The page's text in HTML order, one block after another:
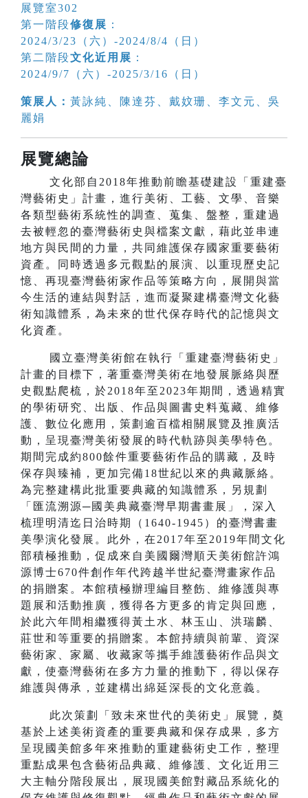
展覽室302
第一階段修復展 ：
2024/3/23（六）-2024/8/4（日）
第二階段文化近用展 ：
2024/9/7（六）-2025/3/16（日）
策展人： 黃詠純、陳達芬、戴妏珊、李文元、吳
麗娟
展覽總論
文化部自2018年推動前瞻基礎建設「重建臺
灣藝術史」計畫，進行美術、工藝、文學、音樂
各類型藝術系統性的調查、蒐集、盤整，重建過
去被輕忽的臺灣藝術史與檔案文獻，藉此並串連
地方與民間的力量，共同維護保存國家重要藝術
資產。同時透過多元觀點的展演、以重現歷史記
憶、再現臺灣藝術家作品等策略方向，展開與當
今生活的連結與對話，進而凝聚建構臺灣文化藝
術知識體系，為未來的世代保存時代的記憶與文
化資產。
國立臺灣美術館在執行「重建臺灣藝術史」
計畫的目標下，著重臺灣美術在地發展脈絡與歷
史觀點爬梳，於2018年至2023年期間，透過精實
的學術研究、出版、作品與圖書史料蒐藏、維修
護、數位化應用，策劃逾百檔相關展覽及推廣活
動，呈現臺灣美術發展的時代軌跡與美學特色。
期間完成約800餘件重要藝術作品的購藏，及時
保存與臻補，更加完備18世紀以來的典藏脈絡。
為完整建構此批重要典藏的知識體系，另規劃
「匯流溯源─國美典藏臺灣早期書畫展」，深入
梳理明清迄日治時期（1640-1945）的臺灣書畫
美學演化發展。此外，在2017年至2019年間文化
部積極推動，促成來自美國爾灣順天美術館許鴻
源博士670件創作年代跨越半世紀臺灣畫家作品
的捐贈案。本館積極辦理編目整飭、維修護與專
題展和活動推廣，獲得各方更多的肯定與回應，
於此六年間相繼獲得黃土水、林玉山、洪瑞麟、
莊世和等重要的捐贈案。本館持續與前輩、資深
藝術家、家屬、收藏家等攜手維護藝術作品與文
獻，使臺灣藝術在多方力量的推動下，得以保存
維護與傳承，並建構出綿延深長的文化意義。
此次策劃「致未來世代的美術史」展覽，奠
基於上述美術資產的重要典藏和保存成果，多方
呈現國美館多年來推動的重建藝術史工作，整理
重點成果包含藝術品典藏、維修護、文化近用三
大主軸分階段展出，展現國美館對藏品系統化的